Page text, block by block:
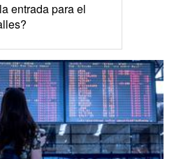
entrada para el